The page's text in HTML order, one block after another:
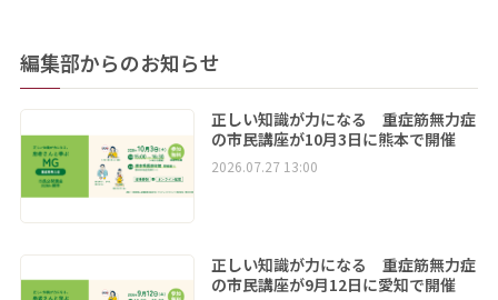
編集部からのお知らせ
正しい知識が力になる 重症筋無力症
の市民講座が10月3日に熊本で開催
2026.07.27 13:00
正しい知識が力になる 重症筋無力症
の市民講座が9月12日に愛知で開催